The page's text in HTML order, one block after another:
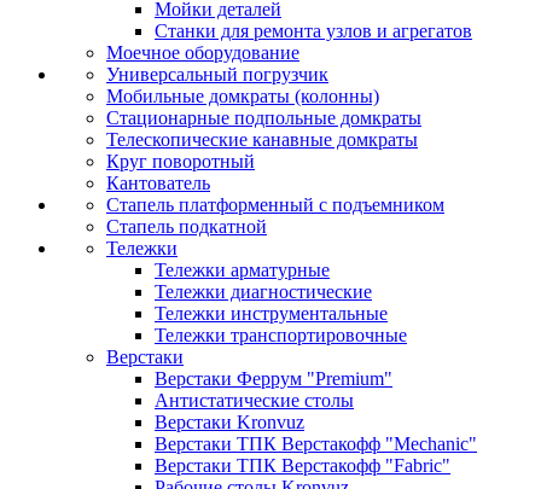
Мойки деталей
Станки для ремонта узлов и агрегатов
Моечное оборудование
Универсальный погрузчик
Мобильные домкраты (колонны)
Стационарные подпольные домкраты
Телескопические канавные домкраты
Круг поворотный
Кантователь
Стапель платформенный с подъемником
Стапель подкатной
Тележки
Тележки арматурные
Тележки диагностические
Тележки инструментальные
Тележки транспортировочные
Верстаки
Верстаки Феррум "Premium"
Антистатические столы
Верстаки Kronvuz
Верстаки ТПК Верстакофф "Mechanic"
Верстаки ТПК Верстакофф "Fabric"